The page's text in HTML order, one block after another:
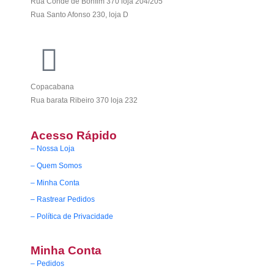
Rua Santo Afonso 230, loja D
Copacabana
Rua barata Ribeiro 370 loja 232
Acesso Rápido
– Nossa Loja
– Quem Somos
– Minha Conta
– Rastrear Pedidos
– Política de Privacidade
Minha Conta
– Pedidos